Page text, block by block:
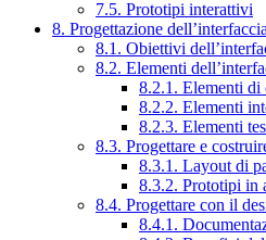
7.5. Prototipi interattivi
8. Progettazione dell’interfaccia
8.1. Obiettivi
8.2. Elementi
8.2.1. Elementi di
8.2.2. Elementi
8.2.3. Elementi
8.3. Progettare e
8.3.1. Layout di
8.3.2. Prototipi in
8.4. Progettare con il
8.4.1.